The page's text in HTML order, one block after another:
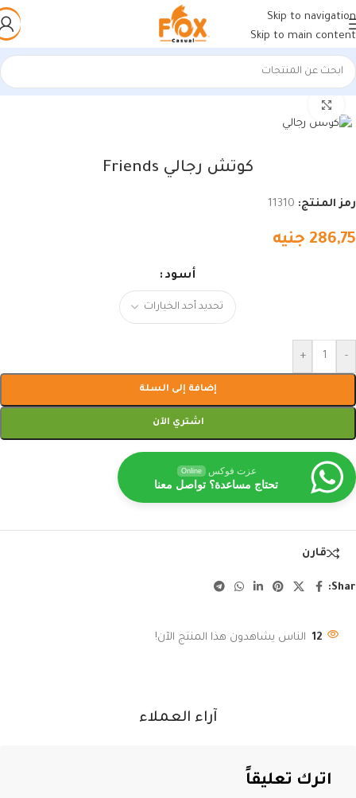
Skip to navigation
Skip to main content
الرئيسية/أحذية رجالي/كوتشي رجالي
كوتش رجالي Friends
رمز المنتج: 11310
286,75 جنيه
أسود
-
+
إضافة إلى السلة
اشتري الآن
عزت فوكس Online
تحتاج مساعدة؟ تواصل معنا
قارن
12 الناس يشاهدون هذا المنتج الآن!
آراء العملاء
اترك تعليقاً